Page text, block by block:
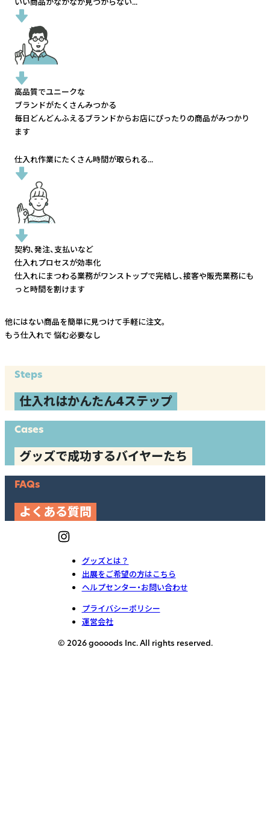
高品質でユニークな
ブランドがたくさんみつかる
毎日どんどんふえるブランドからお店にぴったりの商品がみつかり
ます
仕入れ作業にたくさん時間が取られる...
契約、発注、支払いなど
仕入れプロセスが効率化
仕入れにまつわる業務がワンストップで完結し、接客や販売業務にも
っと時間を割けます
他にはない商品を簡単に見つけて手軽に注文。
もう仕入れで 悩む必要なし
Steps
仕入れはかんたん4ステップ
Cases
グッズで成功するバイヤーたち
FAQs
よくある質問
グッズとは？
出展をご希望の方はこちら
ヘルプセンター・お問い合わせ
プライバシーポリシー
運営会社
© 2026 goooods Inc. All rights reserved.